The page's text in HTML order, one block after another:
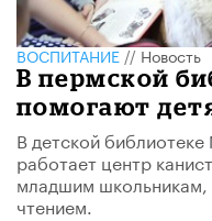
ВОСПИТАНИЕ//Новость
В пермской
помогают
В детской
работает центр
младшим
чтением.